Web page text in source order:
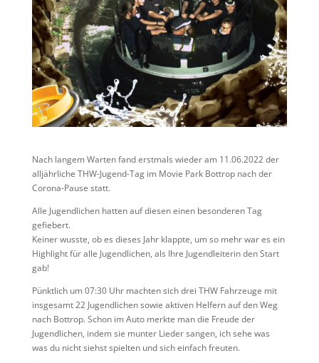
Nach langem Warten fand erstmals wieder am 11.06.2022 der
alljährliche THW-Jugend-Tag im Movie Park Bottrop nach der
Corona-Pause statt.
Alle Jugendlichen hatten auf diesen einen besonderen Tag
gefiebert.
Keiner wusste, ob es dieses Jahr klappte, um so mehr war es ein
Highlight für alle Jugendlichen, als Ihre Jugendleiterin den Start
gab!
Pünktlich um 07:30 Uhr machten sich drei THW Fahrzeuge mit
insgesamt 22 Jugendlichen sowie aktiven Helfern auf den Weg
nach Bottrop. Schon im Auto merkte man die Freude der
Jugendlichen, indem sie munter Lieder sangen, ich sehe was
was du nicht siehst spielten und sich einfach freuten.